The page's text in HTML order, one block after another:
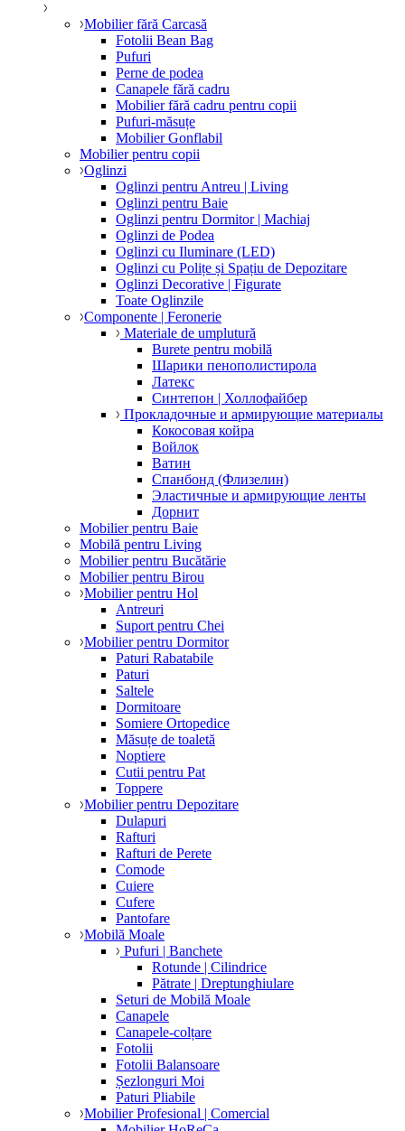
Mobilier fără Carcasă
Fotolii Bean Bag
Pufuri
Perne de podea
Canapele fără cadru
Mobilier fără cadru pentru copii
Pufuri-măsuțe
Mobilier Gonflabil
Mobilier pentru copii
Oglinzi
Oglinzi pentru Antreu | Living
Oglinzi pentru Baie
Oglinzi pentru Dormitor | Machiaj
Oglinzi de Podea
Oglinzi cu Iluminare (LED)
Oglinzi cu Polițe și Spațiu de Depozitare
Oglinzi Decorative | Figurate
Toate Oglinzile
Componente | Feronerie
Materiale de umplutură
Burete pentru mobilă
Шарики пенополистирола
Латекс
Синтепон | Холлофайбер
Прокладочные и армирующие материалы
Кокосовая койра
Войлок
Ватин
Спанбонд (Флизелин)
Эластичные и армирующие ленты
Дорнит
Mobilier pentru Baie
Mobilă pentru Living
Mobilier pentru Bucătărie
Mobilier pentru Birou
Mobilier pentru Hol
Antreuri
Suport pentru Chei
Mobilier pentru Dormitor
Paturi Rabatabile
Paturi
Saltele
Dormitoare
Somiere Ortopedice
Măsuțe de toaletă
Noptiere
Cutii pentru Pat
Toppere
Mobilier pentru Depozitare
Dulapuri
Rafturi
Rafturi de Perete
Comode
Cuiere
Cufere
Pantofare
Mobilă Moale
Pufuri | Banchete
Rotunde | Cilindrice
Pătrate | Dreptunghiulare
Seturi de Mobilă Moale
Canapele
Canapele-colțare
Fotolii
Fotolii Balansoare
Șezlonguri Moi
Paturi Pliabile
Mobilier Profesional | Comercial